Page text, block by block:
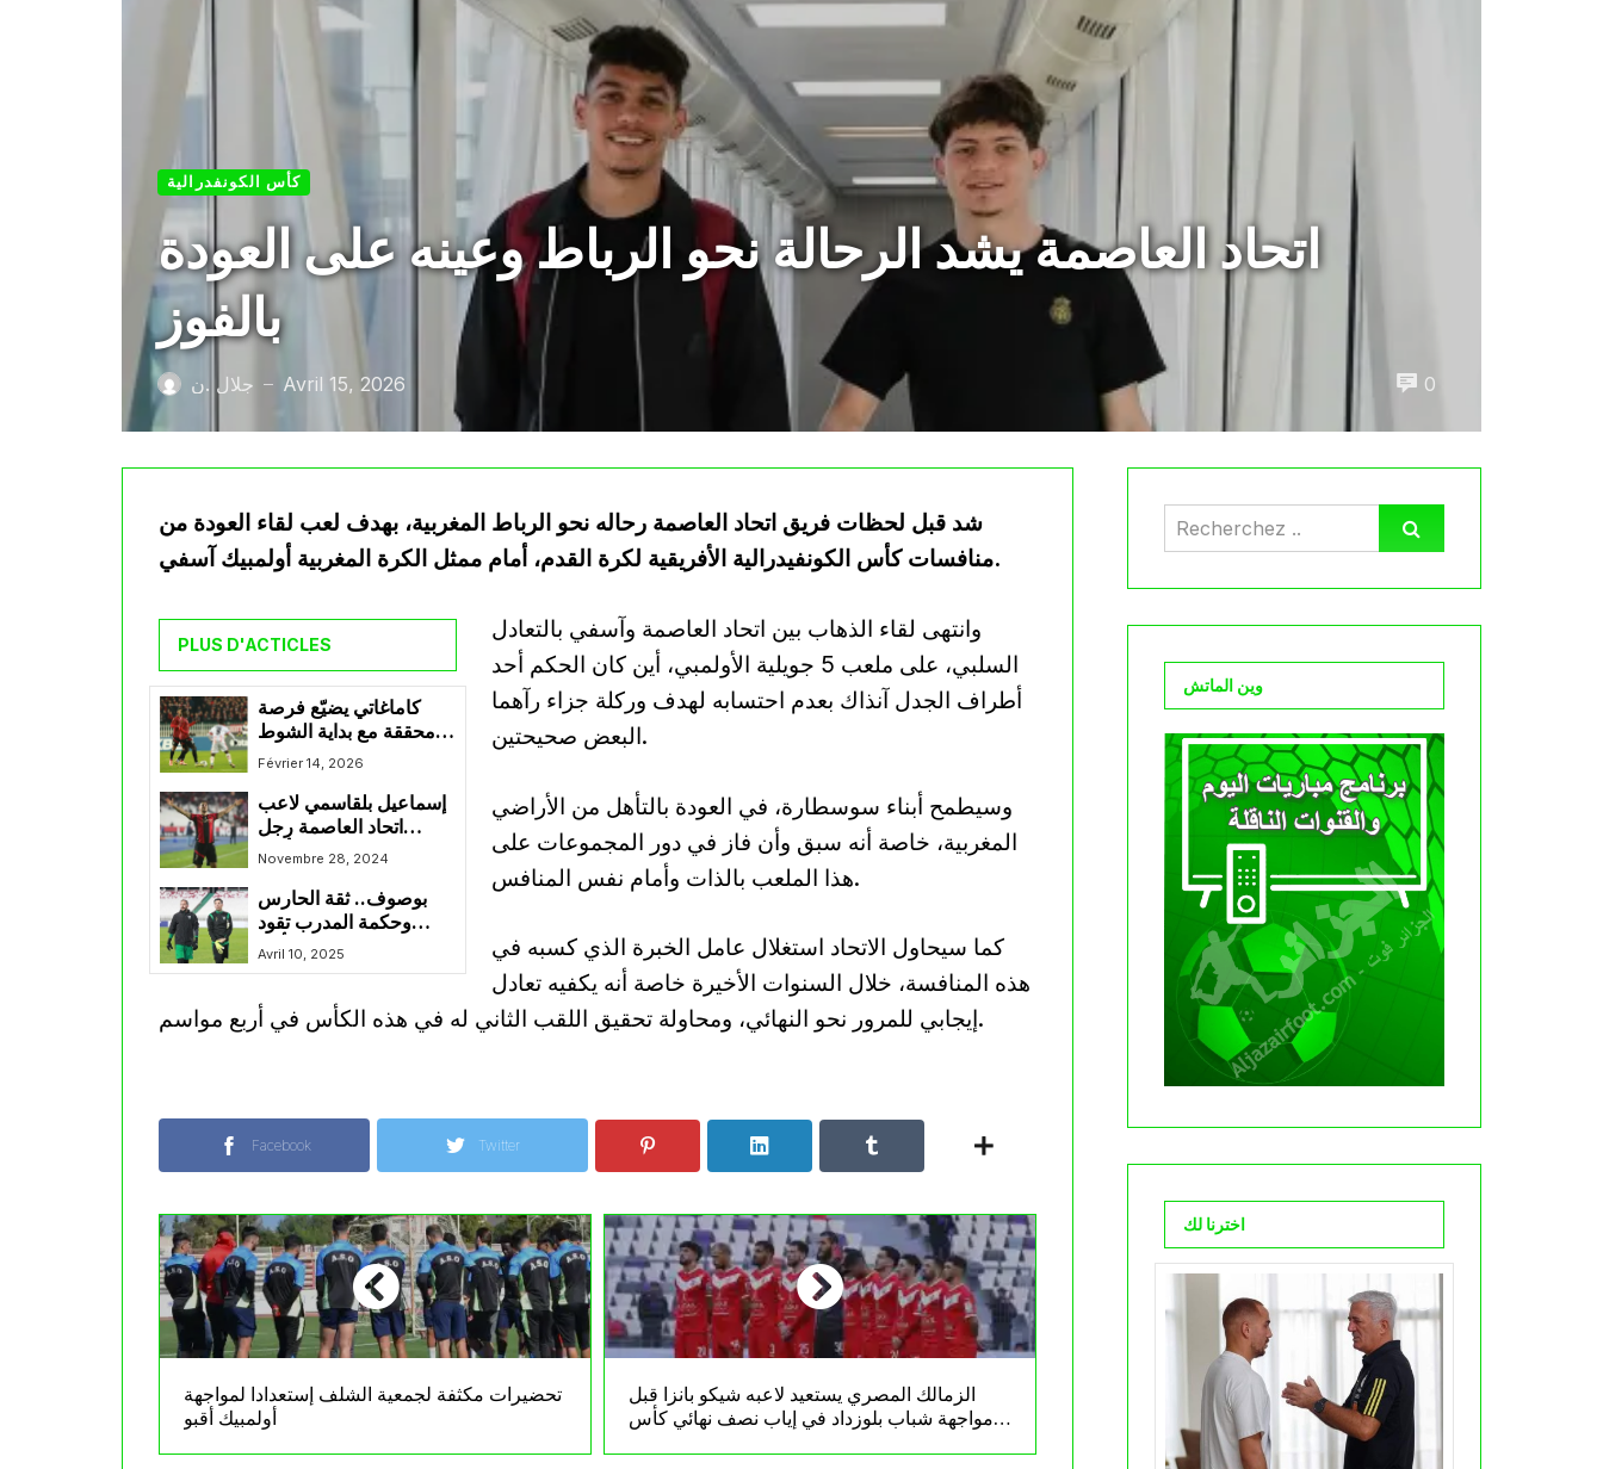
كأس الكونفدرالية
اتحاد العاصمة يشد الرحالة نحو الرباط وعينه على العودة
بالفوز
جلال .ن — Avril 15, 2026 0
شد قبل لحظات فريق اتحاد العاصمة رحاله نحو الرباط المغربية، بهدف لعب لقاء العودة من
منافسات كأس الكونفيدرالية الأفريقية لكرة القدم، أمام ممثل الكرة المغربية أولمبيك آسفي.
PLUS D'ACTICLES
كاماغاتي يضيّع فرصة
محققة مع بداية الشوط
الثاني بين اتحاد العاصمة
Février 14, 2026
إسماعيل بلقاسمي لاعب
اتحاد العاصمة رجل
المباراة بدون منازع أمام
Novembre 28, 2024
بوصوف.. ثقة الحارس
وحكمة المدرب تقود
شباب قسنطينة للتأهل
Avril 10, 2025
وانتهى لقاء الذهاب بين اتحاد العاصمة وآسفي بالتعادل
السلبي، على ملعب 5 جويلية الأولمبي، أين كان الحكم أحد
أطراف الجدل آنذاك بعدم احتسابه لهدف وركلة جزاء رآهما
البعض صحيحتين.
وسيطمح أبناء سوسطارة، في العودة بالتأهل من الأراضي
المغربية، خاصة أنه سبق وأن فاز في دور المجموعات على
هذا الملعب بالذات وأمام نفس المنافس.
كما سيحاول الاتحاد استغلال عامل الخبرة الذي كسبه في
هذه المنافسة، خلال السنوات الأخيرة خاصة أنه يكفيه تعادل
إيجابي للمرور نحو النهائي، ومحاولة تحقيق اللقب الثاني له في هذه الكأس في أربع مواسم.
Facebook Twitter
تحضيرات مكثفة لجمعية الشلف إستعدادا لمواجهة
أولمبيك أقبو
الزمالك المصري يستعيد لاعبه شيكو بانزا قبل
مواجهة شباب بلوزداد في إياب نصف نهائي كأس
وين الماتش
اخترنا لك